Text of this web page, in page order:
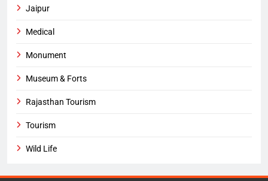
Jaipur
Medical
Monument
Museum & Forts
Rajasthan Tourism
Tourism
Wild Life